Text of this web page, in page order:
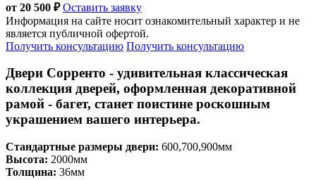
от 20 500 ₽Оставить заявку
Информация на сайте носит ознакомительный характер и не
является публичной офертой.
Получить консультацию Получить консультацию
Двери Сорренто - удивительная классическая
коллекция дверей, оформленная декоративной
рамой - багет, станет поистине роскошным
украшением вашего интерьера.
Стандартные размеры двери: 600,700,900мм
Высота: 2000мм
Толщина: 36мм